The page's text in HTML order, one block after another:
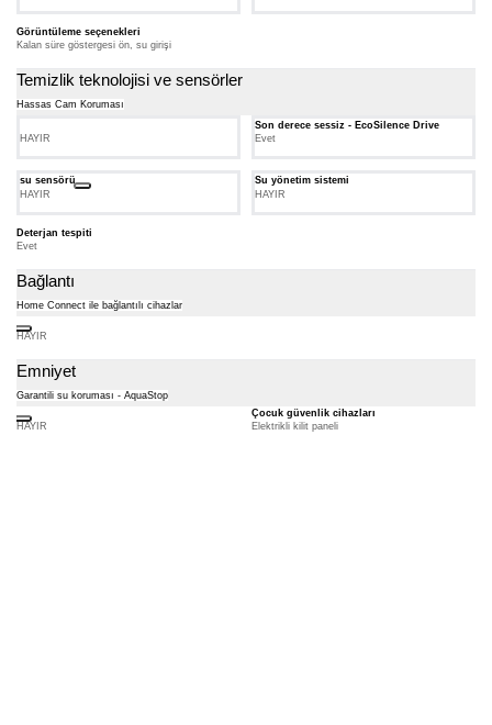
Görüntüleme seçenekleri
Kalan süre göstergesi ön, su girişi
Temizlik teknolojisi ve sensörler
Hassas Cam Koruması
HAYIR
Son derece sessiz - EcoSilence Drive
Evet
su sensörü
HAYIR
Su yönetim sistemi
HAYIR
Deterjan tespiti
Evet
Bağlantı
Home Connect ile bağlantılı cihazlar
HAYIR
Emniyet
Garantili su koruması - AquaStop
HAYIR
Çocuk güvenlik cihazları
Elektrikli kilit paneli